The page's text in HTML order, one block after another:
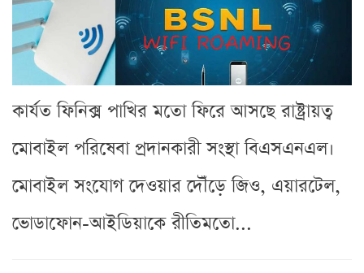
কার্যত ফিনিক্স পাখির মতো ফিরে আসছে রাষ্ট্রায়ত্ব
মোবাইল পরিষেবা প্রদানকারী সংস্থা বিএসএনএল।
মোবাইল সংযোগ দেওয়ার দৌঁড়ে জিও, এয়ারটেল,
ভোডাফোন-আইডিয়াকে রীতিমতো...